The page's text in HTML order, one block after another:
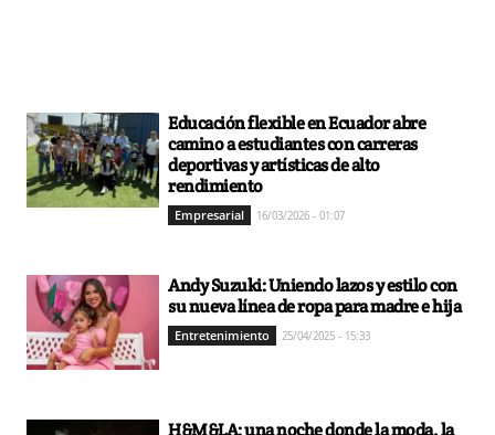
Educación flexible en Ecuador abre
camino a estudiantes con carreras
deportivas y artísticas de alto
rendimiento
Empresarial 16/03/2026 - 01:07
Andy Suzuki: Uniendo lazos y estilo con
su nueva línea de ropa para madre e hija
Entretenimiento 25/04/2025 - 15:33
H&M&LA: una noche donde la moda, la